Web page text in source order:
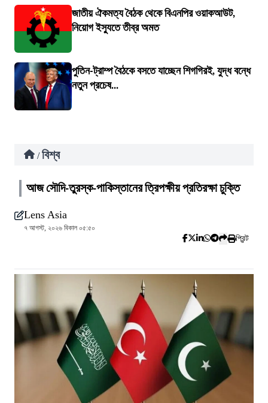
জাতীয় ঐকমত্য বৈঠক থেকে বিএনপির ওয়াকআউট,
নিয়োগ ইস্যুতে তীব্র অমত
পুতিন-ট্রাম্প বৈঠকে বসতে যাচ্ছেন শিগগিরই, যুদ্ধ বন্ধে
নতুন প্রচেষ...
/ বিশ্ব
আজ সৌদি-তুরস্ক-পাকিস্তানের ত্রিপক্ষীয় প্রতিরক্ষা চুক্তি
Lens Asia
৭ আগস্ট, ২০২৬ বিকাল ০৫:৫০
প্রিন্ট